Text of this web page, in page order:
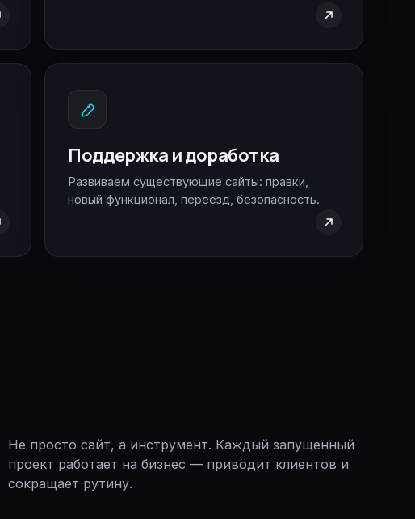
Поддержка и доработка
Развиваем существующие сайты: правки,
новый функционал, переезд, безопасность.
Не просто сайт, а инструмент. Каждый запущенный
проект работает на бизнес — приводит клиентов и
сокращает рутину.